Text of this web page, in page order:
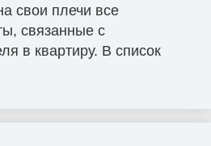
свои плечи все
связанные с
в квартиру. В список